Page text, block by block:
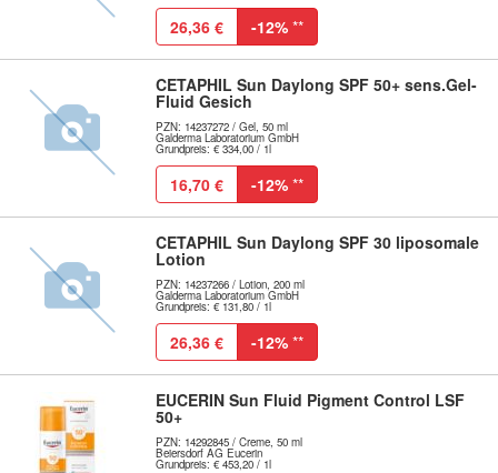
26,36 € -12% **
CETAPHIL Sun Daylong SPF 50+ sens.Gel-
Fluid Gesich
PZN: 14237272 / Gel, 50 ml
Galderma Laboratorium GmbH
Grundpreis: € 334,00 / 1l
16,70 € -12% **
CETAPHIL Sun Daylong SPF 30 liposomale
Lotion
PZN: 14237266 / Lotion, 200 ml
Galderma Laboratorium GmbH
Grundpreis: € 131,80 / 1l
26,36 € -12% **
EUCERIN Sun Fluid Pigment Control LSF
50+
PZN: 14292845 / Creme, 50 ml
Beiersdorf AG Eucerin
Grundpreis: € 453,20 / 1l